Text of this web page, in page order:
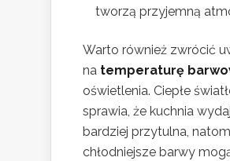
tworzą przyjemną
Warto również zwrócić
na temperaturę
oświetlenia. Ciepłe
sprawia, że kuchnia
bardziej przytulna,
chłodniejsze barwy